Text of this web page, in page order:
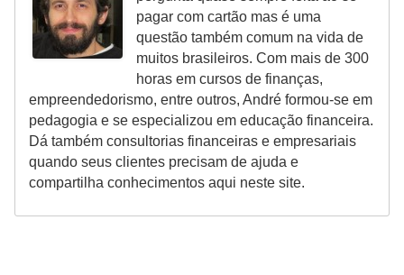
pagar com cartão mas é uma
questão também comum na vida de
muitos brasileiros. Com mais de 300
horas em cursos de finanças,
empreendedorismo, entre outros, André formou-se em
pedagogia e se especializou em educação financeira.
Dá também consultorias financeiras e empresariais
quando seus clientes precisam de ajuda e
compartilha conhecimentos aqui neste site.
r
s
d
e
p
a